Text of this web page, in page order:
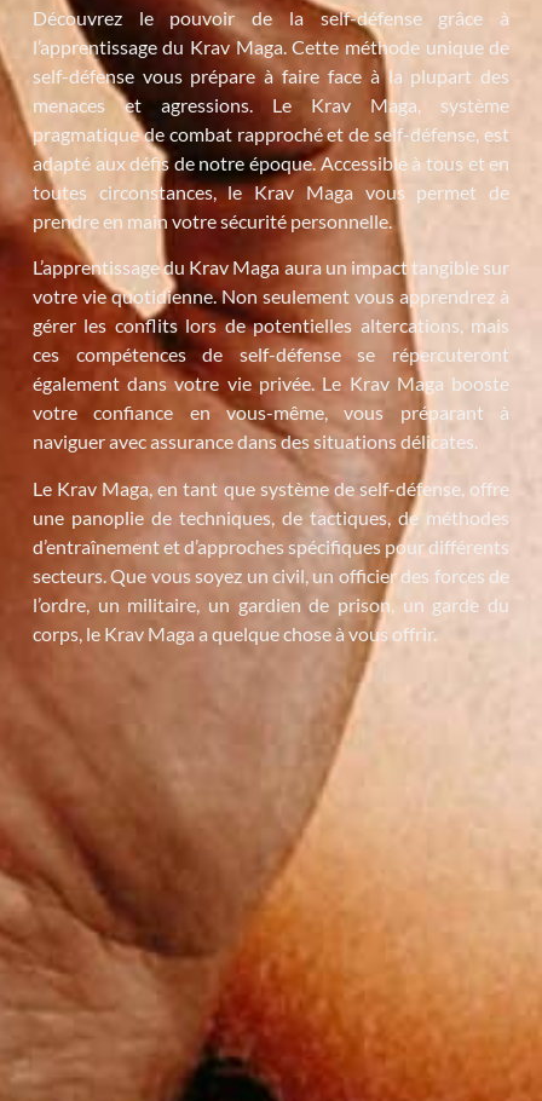
Découvrez le pouvoir de la self-défense grâce à
l’apprentissage du Krav Maga. Cette méthode unique de
self-défense vous prépare à faire face à la plupart des
menaces et agressions. Le Krav Maga, système
pragmatique de combat rapproché et de self-défense, est
adapté aux défis de notre époque. Accessible à tous et en
toutes circonstances, le Krav Maga vous permet de
prendre en main votre sécurité personnelle.
L’apprentissage du Krav Maga aura un impact tangible sur
votre vie quotidienne. Non seulement vous apprendrez à
gérer les conflits lors de potentielles altercations, mais
ces compétences de self-défense se répercuteront
également dans votre vie privée. Le Krav Maga booste
votre confiance en vous-même, vous préparant à
naviguer avec assurance dans des situations délicates.
Le Krav Maga, en tant que système de self-défense, offre
une panoplie de techniques, de tactiques, de méthodes
d’entraînement et d’approches spécifiques pour différents
secteurs. Que vous soyez un civil, un officier des forces de
l’ordre, un militaire, un gardien de prison, un garde du
corps, le Krav Maga a quelque chose à vous offrir.